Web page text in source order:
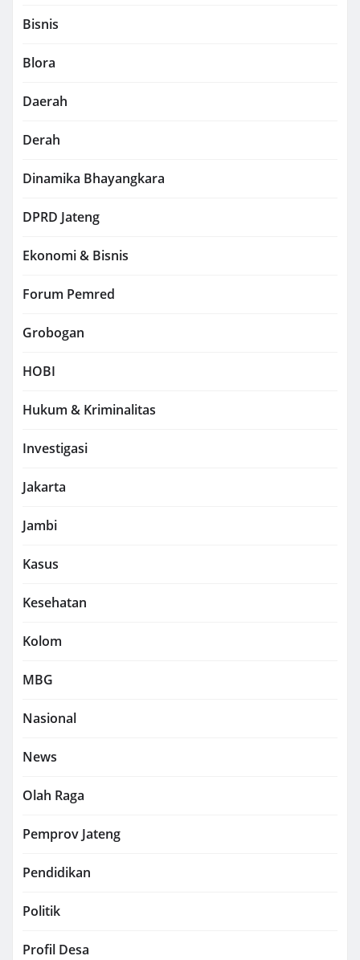
Bisnis
Blora
Daerah
Derah
Dinamika Bhayangkara
DPRD Jateng
Ekonomi & Bisnis
Forum Pemred
Grobogan
HOBI
Hukum & Kriminalitas
Investigasi
Jakarta
Jambi
Kasus
Kesehatan
Kolom
MBG
Nasional
News
Olah Raga
Pemprov Jateng
Pendidikan
Politik
Profil Desa